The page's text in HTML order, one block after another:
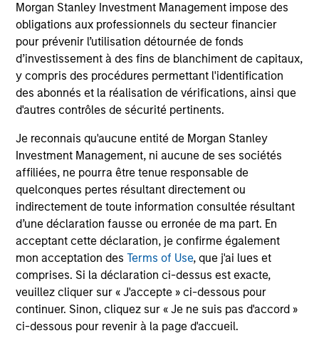
Morgan Stanley Investment Management impose des
obligations aux professionnels du secteur financier
pour prévenir l’utilisation détournée de fonds
d’investissement à des fins de blanchiment de capitaux,
y compris des procédures permettant l'identification
des abonnés et la réalisation de vérifications, ainsi que
d'autres contrôles de sécurité pertinents.
Je reconnais qu'aucune entité de Morgan Stanley
Investment Management, ni aucune de ses sociétés
affiliées, ne pourra être tenue responsable de
quelconques pertes résultant directement ou
indirectement de toute information consultée résultant
d’une déclaration fausse ou erronée de ma part. En
acceptant cette déclaration, je confirme également
mon acceptation desTerms of Use, que j'ai lues et
comprises. Si la déclaration ci-dessus est exacte,
veuillez cliquer sur « J'accepte » ci-dessous pour
continuer. Sinon, cliquez sur « Je ne suis pas d'accord »
ci-dessous pour revenir à la page d'accueil.
l'excellence
Notre plateforme
actions
Nos solutions spécialisées sont axées sur la
performance à long terme et couvrent
l’ensemble des marchés mondiaux.